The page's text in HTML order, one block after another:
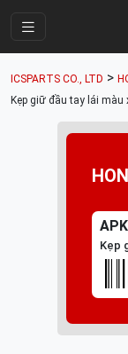
ICSPARTS CO., LTD >
Kẹp giữ đầu tay lái màu
Kẹp